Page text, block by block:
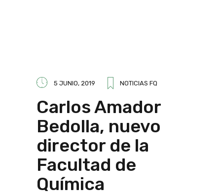
5 JUNIO, 2019 NOTICIAS FQ
Carlos Amador
Bedolla, nuevo
director de la
Facultad de
Química